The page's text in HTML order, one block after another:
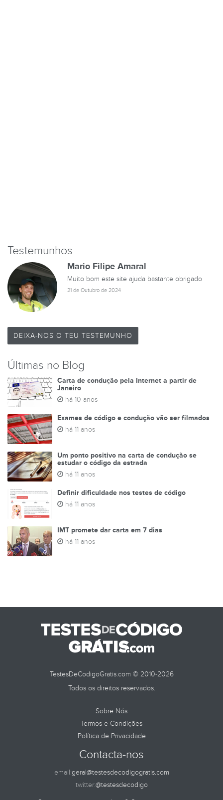
Testemunhos
Mario Filipe Amaral
Muito bom este site ajuda bastante obrigado
21 de Outubro de 2024
DEIXA-NOS O TEU TESTEMUNHO
Últimas no Blog
Carta de condução pela Internet a partir de
Janeiro
há 10 anos
Exames de código e condução vão ser filmados
há 11 anos
Um ponto positivo na carta de condução se
estudar o código da estrada
há 11 anos
Definir dificuldade nos testes de código
há 11 anos
IMT promete dar carta em 7 dias
há 11 anos
TestesDeCodigoGratis.com © 2010-2026
Todos os direitos reservados.
Sobre Nós
Termos e Condições
Política de Privacidade
Contacta-nos
email:geral@testesdecodigogratis.com
twitter:@testesdecodigo